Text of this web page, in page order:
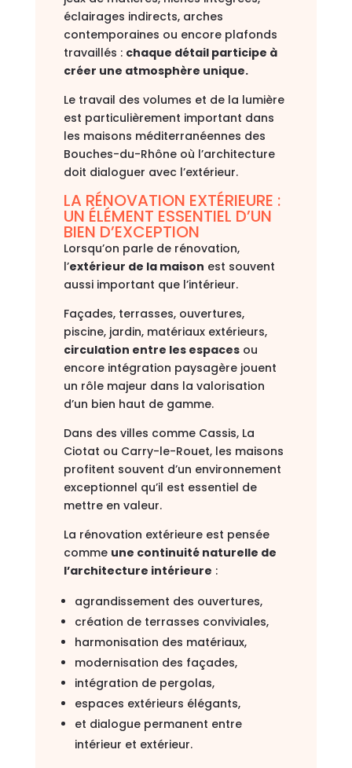
éclairages indirects, arches
contemporaines ou encore plafonds
travaillés : chaque détail participe à
créer une atmosphère unique.
Le travail des volumes et de la lumière
est particulièrement important dans
les maisons méditerranéennes des
Bouches-du-Rhôneoù l’architecture
doit dialoguer avec l’extérieur.
LA RÉNOVATION EXTÉRIEURE :
UN ÉLÉMENT ESSENTIEL D’UN
BIEN D’EXCEPTION
Lorsqu’on parle de rénovation,
l’extérieur de la maison est souvent
aussi important que l’intérieur.
Façades, terrasses, ouvertures,
piscine, jardin, matériaux extérieurs,
circulation entre les espacesou
encore intégration paysagère jouent
un rôle majeur dans la valorisation
d’un bien haut de gamme.
Dans des villes comme Cassis, La
Ciotat ou Carry-le-Rouet, les maisons
profitent souvent d’un environnement
exceptionnel qu’il est essentiel de
mettre en valeur.
La rénovation extérieure est pensée
comme une continuité naturelle de
l’architecture intérieure :
agrandissement des ouvertures,
création de terrasses conviviales,
harmonisation des matériaux,
modernisation des façades,
intégration de pergolas,
espaces extérieurs élégants,
et dialogue permanent entre
intérieur et extérieur.